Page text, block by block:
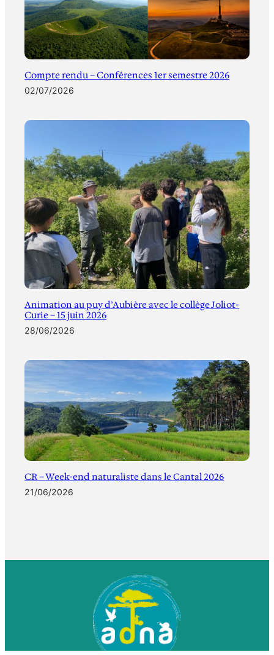
Compte rendu – Conférences 1er semestre 2026
02/07/2026
Animation au puy d’Aubière avec le collège Joliot-
Curie – 15 juin 2026
28/06/2026
CR – Week-end naturaliste dans le Cantal 2026
21/06/2026